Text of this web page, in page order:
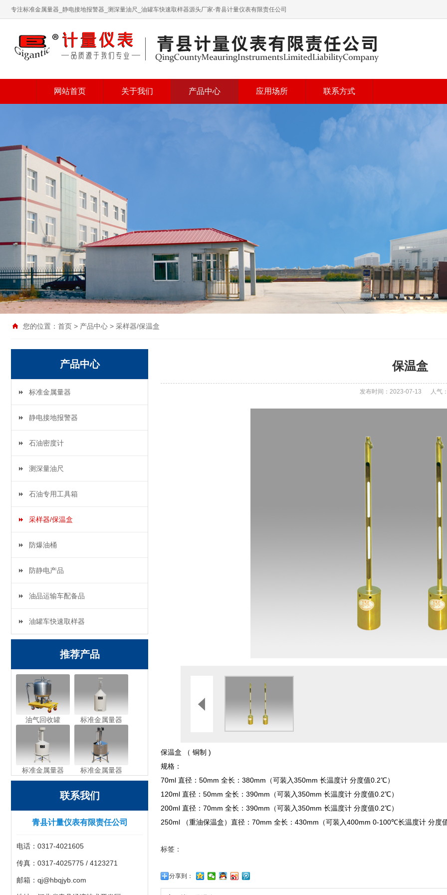
专注标准金属量器_静电接地报警器_测深量油尺_油罐车快速取样器源头厂家-青县计量仪表有限责任公司
网站首页 关于我们 产品中心 应用场所 联系方式
您的位置： 首页 > 产品中心 > 采样器/保温盒
产品中心
标准金属量器
静电接地报警器
石油密度计
测深量油尺
石油专用工具箱
采样器/保温盒
防爆油桶
防静电产品
油品运输车配备品
油罐车快速取样器
推荐产品
油气回收罐 标准金属量器
标准金属量器 标准金属量器
联系我们
青县计量仪表有限责任公司
电话：0317-4021605
传真：0317-4025775 / 4123271
邮箱：qj@hbqjyb.com
保温盒
发布时间：2023-07-13 人气：
保温盒 （ 铜制 )
规格：
70ml 直径：50mm 全长：380mm（可装入350mm 长温度计 分度值0.2℃）
120ml 直径：50mm 全长：390mm（可装入350mm 长温度计 分度值0.2℃）
200ml 直径：70mm 全长：390mm（可装入350mm 长温度计 分度值0.2℃）
250ml （重油保温盒）直径：70mm 全长：430mm（可装入400mm 0-100℃长温度计 分度
标签：
分享到：